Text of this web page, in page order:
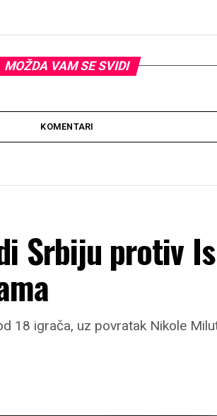
MOŽDA VAM SE SVIDI
KOMENTARI
Srbiju protiv
18 igrača, uz povratak Nikole